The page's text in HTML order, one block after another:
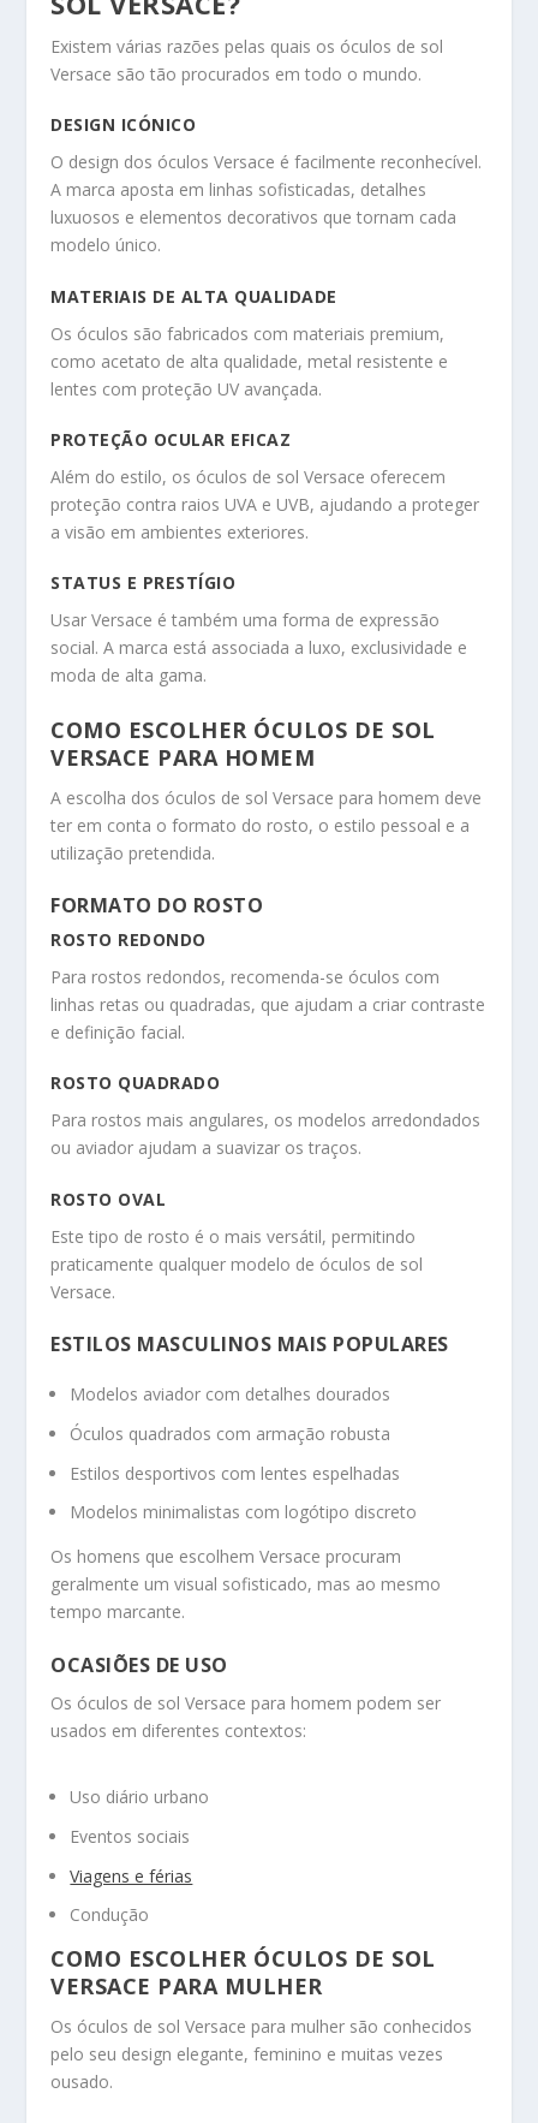
Existem várias razões pelas quais os óculos de sol
Versace são tão procurados em todo o mundo.
DESIGN ICÓNICO
O design dos óculos Versace é facilmente reconhecível.
A marca aposta em linhas sofisticadas, detalhes
luxuosos e elementos decorativos que tornam cada
modelo único.
MATERIAIS DE ALTA QUALIDADE
Os óculos são fabricados com materiais premium,
como acetato de alta qualidade, metal resistente e
lentes com proteção UV avançada.
PROTEÇÃO OCULAR EFICAZ
Além do estilo, os óculos de sol Versace oferecem
proteção contra raios UVA e UVB, ajudando a proteger
a visão em ambientes exteriores.
STATUS E PRESTÍGIO
Usar Versace é também uma forma de expressão
social. A marca está associada a luxo, exclusividade e
moda de alta gama.
COMO ESCOLHER ÓCULOS DE SOL
VERSACE PARA HOMEM
A escolha dos óculos de sol Versace para homem deve
ter em conta o formato do rosto, o estilo pessoal e a
utilização pretendida.
FORMATO DO ROSTO
ROSTO REDONDO
Para rostos redondos, recomenda-se óculos com
linhas retas ou quadradas, que ajudam a criar contraste
e definição facial.
ROSTO QUADRADO
Para rostos mais angulares, os modelos arredondados
ou aviador ajudam a suavizar os traços.
ROSTO OVAL
Este tipo de rosto é o mais versátil, permitindo
praticamente qualquer modelo de óculos de sol
Versace.
ESTILOS MASCULINOS MAIS POPULARES
Modelos aviador com detalhes dourados
Óculos quadrados com armação robusta
Estilos desportivos com lentes espelhadas
Modelos minimalistas com logótipo discreto
Os homens que escolhem Versace procuram
geralmente um visual sofisticado, mas ao mesmo
tempo marcante.
OCASIÕES DE USO
Os óculos de sol Versace para homem podem ser
usados em diferentes contextos:
Uso diário urbano
Eventos sociais
Viagens e férias
Condução
COMO ESCOLHER ÓCULOS DE SOL
VERSACE PARA MULHER
Os óculos de sol Versace para mulher são conhecidos
pelo seu design elegante, feminino e muitas vezes
ousado.